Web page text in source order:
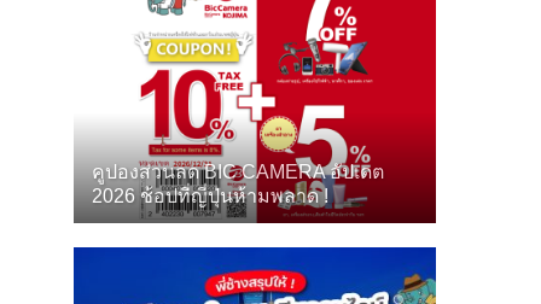
คูปองส่วนลด BIC CAMERA อัปเดต
2026 ช้อปที่ญี่ปุ่นห้ามพลาด !